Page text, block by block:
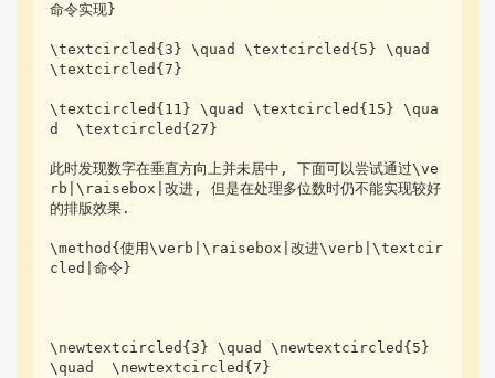
命令实现}
\textcircled{3} \quad \textcircled{5} \quad
\textcircled{7}
\textcircled{11} \quad \textcircled{15} \qua
d  \textcircled{27}
此时发现数字在垂直方向上并未居中, 下面可以尝试通过\ve
rb|\raisebox|改进, 但是在处理多位数时仍不能实现较好
的排版效果.
\method{使用\verb|\raisebox|改进\verb|\textcir
cled|命令}
\newtextcircled{3} \quad \newtextcircled{5}
\quad  \newtextcircled{7}